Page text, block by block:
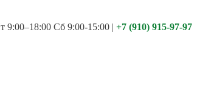
9:00–18:00 Сб 9:00-15:00 | +7 (910) 915-97-97